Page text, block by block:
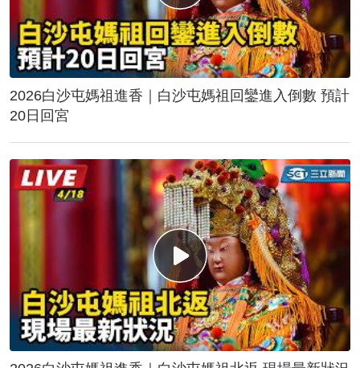
2026白沙屯媽祖進香｜白沙屯媽祖回鑾進入倒數 預計
20日回宮